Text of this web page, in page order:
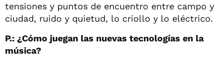
tensiones y puntos de encuentro entre campo y
ciudad, ruido y quietud, lo criollo y lo eléctrico.
P.: ¿Cómo juegan las nuevas tecnologías en la
música?